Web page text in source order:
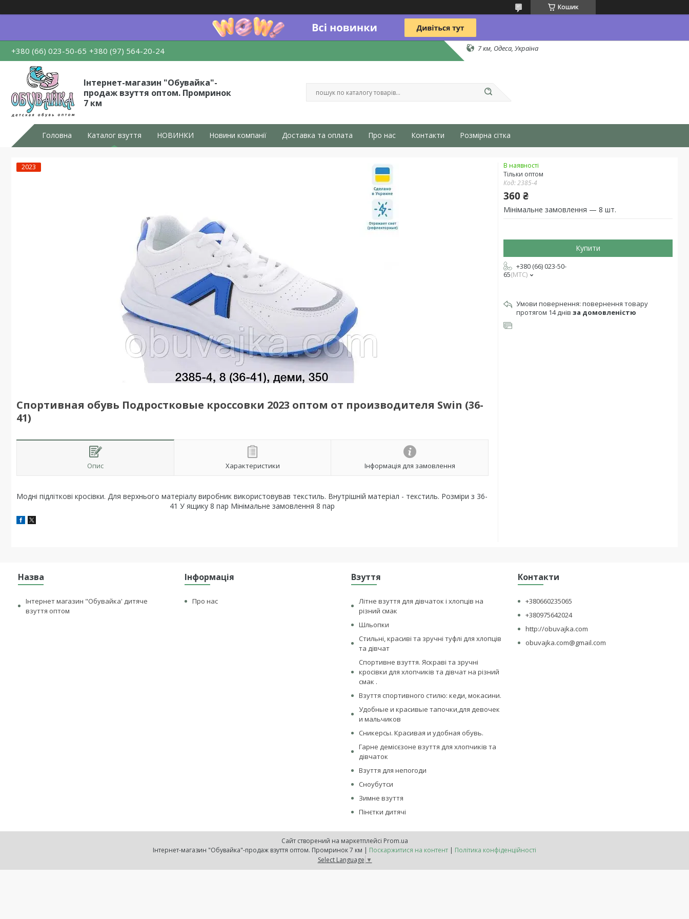
Кошик
+380 (66) 023-50-65 +380 (97) 564-20-24 7 км, Одеса, Україна
Інтернет-магазин "Обувайка"-
продаж взуття оптом. Промринок
7 км
Головна Каталог взуття НОВИНКИ Новини компанії Доставка та оплата Про нас Контакти Розмірна сітка
2023
Спортивная обувь Подростковые кроссовки 2023 оптом от производителя Swin (36-
41)
Опис Характеристики Інформація для замовлення
Модні підліткові кросівки. Для верхнього матеріалу виробник використовував текстиль. Внутрішній матеріал - текстиль. Розміри з 36-
41 У ящику 8 пар Мінімальне замовлення 8 пар
В наявності
Тільки оптом
Код:2385-4
360 ₴
Мінімальне замовлення — 8 шт.
Купити
+380 (66) 023-50-
65 МТС
повернення товару
протягом 14 днів за домовленістю
Назва
Інтернет магазин "Обувайка' дитяче
взуття оптом
Інформація
Про нас
Взуття
Літне взуття для дівчаток і хлопців на
різний смак
Шльопки
Стильні, красиві та зручні туфлі для хлопців
та дівчат
Спортивне взуття. Яскраві та зручні
кросівки для хлопчиків та дівчат на різний
смак .
Взуття спортивного стилю: кеди, мокасини.
Удобные и красивые тапочки,для девочек
и мальчиков
Сникерсы. Красивая и удобная обувь.
Гарне демісєзоне взуття для хлопчиків та
дівчаток
Взуття для непогоди
Сноубутси
Зимне взуття
Пінєтки дитячі
Контакти
+380660235065
+380975642024
http://obuvajka.com
obuvajka.com@gmail.com
Сайт створений на маркетплейсі Prom.ua
Інтернет-магазин "Обувайка"-продаж взуття оптом. Промринок 7 км | Поскаржитися на контент | Політика конфіденційності
Select Language ▼